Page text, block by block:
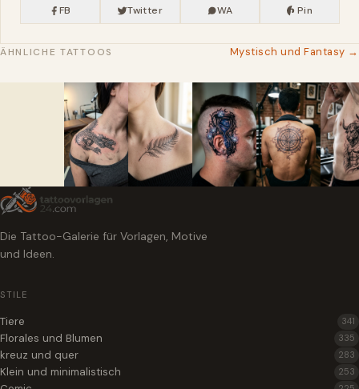
FB Twitter WA Pin
ÄHNLICHE TATTOOS Mystisch und Fantasy →
Die Tattoo-Galerie für Vorlagen, Motive
und Ideen.
STILE
Tiere 341
Florales und Blumen 335
kreuz und quer 283
Klein und minimalistisch 253